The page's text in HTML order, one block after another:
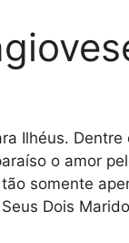
Ilhéus. Dentre
o amor
somente
Dois